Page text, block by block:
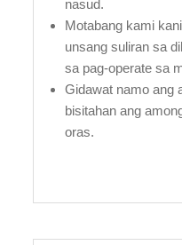
nasud.
Motabang kami
unsang suliran sa
sa pag-operate sa
Gidawat namo ang
bisitahan ang
oras.